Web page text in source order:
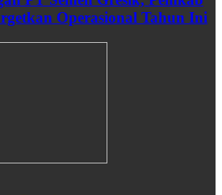
Operasional Tahun Ini